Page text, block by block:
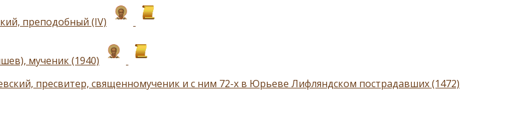
преподобный (IV)
мученик (1940)
пресвитер, священномученик и с ним 72-х в Юрьеве Лифляндском пострадавших (1472)